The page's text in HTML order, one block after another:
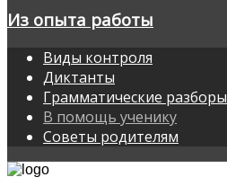
Из опыта работы
Виды контроля
Диктанты
Грамматические разборы
В помощь ученику
Советы родителям